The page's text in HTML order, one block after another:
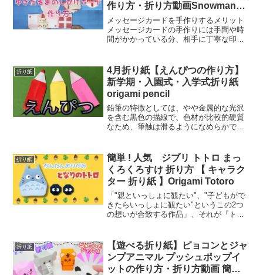
作り方・折り方動画Snowman
trick card
メッセージカードを手作りするメリット
メッセージカードの手作りには手間や時
間がかかっている分、相手に丁寧な印象
実に再現する事も可能です。 デザインに
対してのこだわりが特に強...
折り紙
4月折り紙【えんぴつの作り方】
新学期・入園式・入学式折り紙
origami pencil
鉛筆の特徴としては、やや金属的な光沢
を含む黒色の描線で、色材が比較的硬質
なため、筆触は滑るようになめらかで、
り、描線の濃度に大きく影響します。鉛
筆の作り方の紹介です♪比較...
折り紙
簡単 ! 人気 ジブリ トトロ まっ
くろくろすけ 折り方 【 キャラク
ター 折り紙 】Origami Totoro
「"親といっしょに観たい"、"子どもがで
きたらいっしょに観たい"というこの2つ
の想いが合致する作品」、それが『トト
門でも1位を獲得しているが、この"何度
観ても飽きな...
折り紙
【遊べる折り紙】ピョコンとジャ
ンプアニマル プッシュポップイ
ットの作り方・折り方動画 簡